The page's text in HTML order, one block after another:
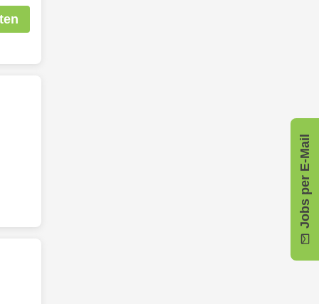
Jobs per E-Mail